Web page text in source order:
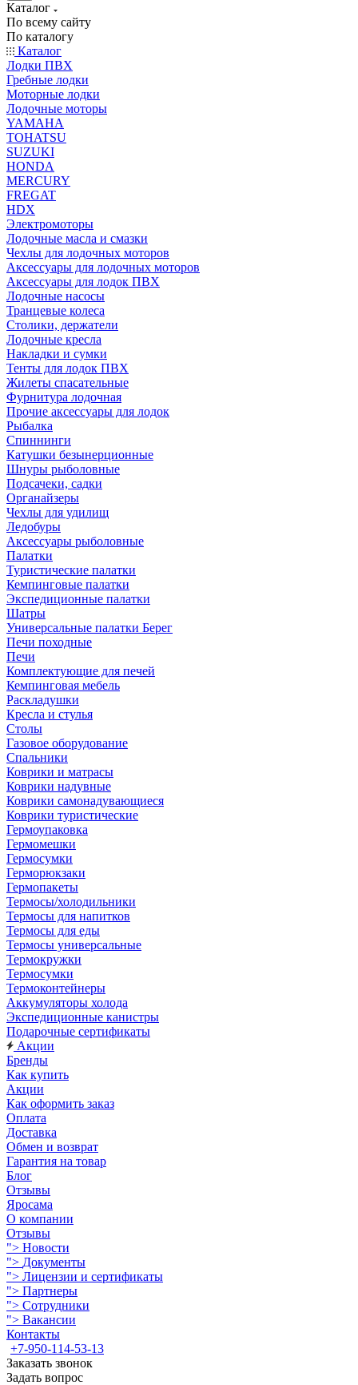
Каталог
По всему сайту
По каталогу
Каталог
Лодки ПВХ
Гребные лодки
Моторные лодки
Лодочные моторы
YAMAHA
TOHATSU
SUZUKI
HONDA
MERCURY
FREGAT
HDX
Электромоторы
Лодочные масла и смазки
Чехлы для лодочных моторов
Аксессуары для лодочных моторов
Аксессуары для лодок ПВХ
Лодочные насосы
Транцевые колеса
Столики, держатели
Лодочные кресла
Накладки и сумки
Тенты для лодок ПВХ
Жилеты спасательные
Фурнитура лодочная
Прочие аксессуары для лодок
Рыбалка
Спиннинги
Катушки безынерционные
Шнуры рыболовные
Подсачеки, садки
Органайзеры
Чехлы для удилищ
Ледобуры
Аксессуары рыболовные
Палатки
Туристические палатки
Кемпинговые палатки
Экспедиционные палатки
Шатры
Универсальные палатки Берег
Печи походные
Печи
Комплектующие для печей
Кемпинговая мебель
Раскладушки
Кресла и стулья
Столы
Газовое оборудование
Спальники
Коврики и матрасы
Коврики надувные
Коврики самонадувающиеся
Коврики туристические
Гермоупаковка
Гермомешки
Гермосумки
Герморюкзаки
Гермопакеты
Термосы/холодильники
Термосы для напитков
Термосы для еды
Термосы универсальные
Термокружки
Термосумки
Термоконтейнеры
Аккумуляторы холода
Экспедиционные канистры
Подарочные сертификаты
Акции
Бренды
Как купить
Акции
Как оформить заказ
Оплата
Доставка
Обмен и возврат
Гарантия на товар
Блог
Отзывы
Яросама
О компании
Отзывы
"> Новости
"> Документы
"> Лицензии и сертификаты
"> Партнеры
"> Сотрудники
"> Вакансии
Контакты
+7-950-114-53-13
Заказать звонок
Задать вопрос